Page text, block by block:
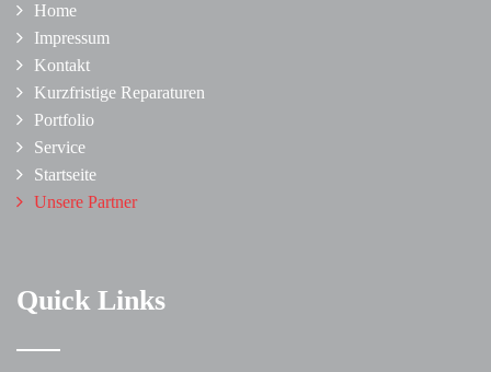
Home
Impressum
Kontakt
Kurzfristige Reparaturen
Portfolio
Service
Startseite
Unsere Partner
Quick Links